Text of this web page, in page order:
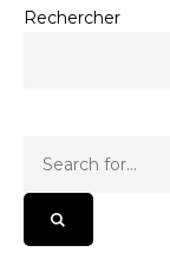
Rechercher